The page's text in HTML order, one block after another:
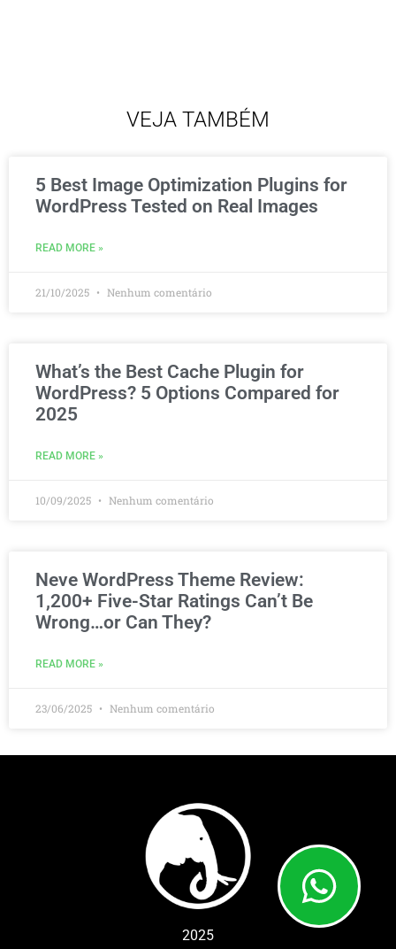
VEJA TAMBÉM
5 Best Image Optimization Plugins for
WordPress Tested on Real Images
READ MORE »
21/10/2025 Nenhum comentário
What’s the Best Cache Plugin for
WordPress? 5 Options Compared for
2025
READ MORE »
10/09/2025 Nenhum comentário
Neve WordPress Theme Review:
1,200+ Five-Star Ratings Can’t Be
Wrong…or Can They?
READ MORE »
23/06/2025 Nenhum comentário
2025